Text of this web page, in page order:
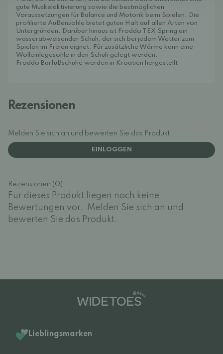
gute Muskelaktivierung sowie die bestmöglichen
Voraussetzungen für Balance und Motorik beim Spielen. Die
profilierte Außensohle bietet guten Halt auf allen Arten von
Untergründen. Darüber hinaus ist Froddo TEX Spring ein
wasserabweisender Schuh, der sich bei jedem Wetter zum
Spielen im Freien eignet. Für zusätzliche Wärme kann eine
Wolleinlegesohle in den Schuh gelegt werden.
Froddo Barfußschuhe werden in Kroatien hergestellt
Rezensionen
Melden Sie sich an und bewerten Sie das Produkt.
EINLOGGEN
Rezensionen (0)
Für dieses Produkt liegen noch keine
Bewertungen vor.
Melden Sie sich an und
bewerten Sie das Produkt.
Lieblingsmarken